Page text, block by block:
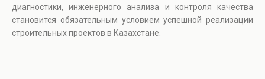
диагностики, инженерного анализа и контроля качества
становится обязательным условием успешной реализации
строительных проектов в Казахстане.